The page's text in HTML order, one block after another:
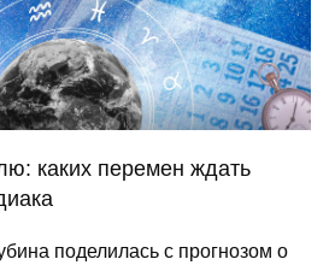
каких перемен ждать
поделилась с прогнозом о